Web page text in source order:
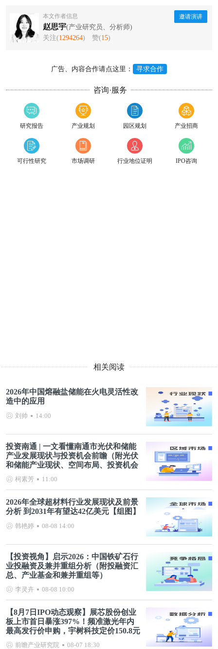
本文作者信息
赵思宇(产业研究员、分析师)
关注(1294264) 赞(15)
邀请演讲
广告、内容合作请点这里： 寻求合作
咨询·服务
研究报告 产业规划 园区规划 产业招商
可行性研究 市场调研 行业地位证明 IPO咨询
相关阅读
2026年中国熔融盐储能在火电灵活性改
造中的应用
刘帅 14:00
投资南通 | 一文看懂南通市光伏和储能
产业发展现状与投资机会前瞻（附光伏
和储能产业现状、空间布局、投资机会
分析等）
柯素芳 11:00
2026年全球超材料行业发展现状及前景
分析 到2031年有望达42亿美元【组图】
韩艳婷 08-08 14:00
【投资视角】启示2026：中国铁矿石行
业投融资及兼并重组分析（附投融资汇
总、产业基金和兼并重组等）
李灵卉 08-08 10:00
【8月7日IPO动态观察】展芯股份创业
板上市首日暴涨397%！频准激光年内
最高发行价申购，宇树科技定价150.8元
前瞻产业研究院 08-07 18:30